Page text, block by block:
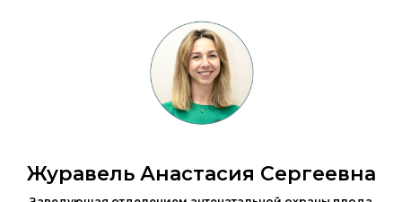
Журавель Анастасия Сергеевна